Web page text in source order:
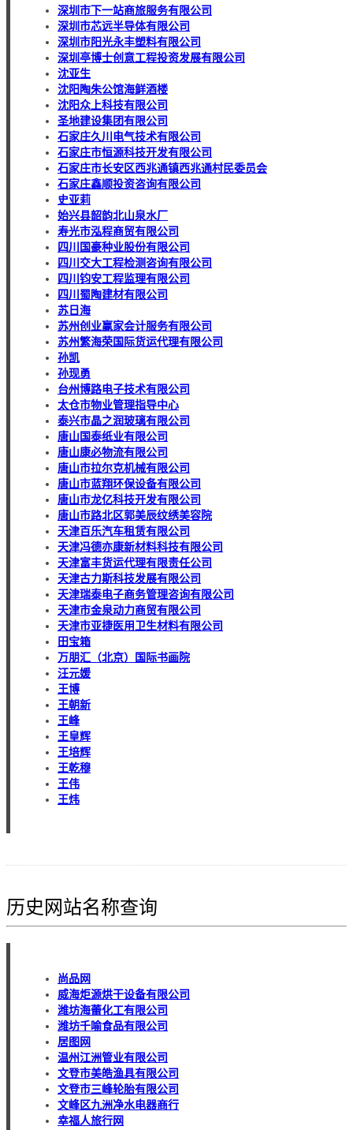
深圳市下一站商旅服务有限公司
深圳市芯远半导体有限公司
深圳市阳光永丰塑料有限公司
深圳亭博士创意工程投资发展有限公司
沈亚生
沈阳陶朱公馆海鲜酒楼
沈阳众上科技有限公司
圣地建设集团有限公司
石家庄久川电气技术有限公司
石家庄市恒源科技开发有限公司
石家庄市长安区西兆通镇西兆通村民委员会
石家庄鑫顺投资咨询有限公司
史亚莉
始兴县韶韵北山泉水厂
寿光市泓程商贸有限公司
四川国豪种业股份有限公司
四川交大工程检测咨询有限公司
四川钧安工程监理有限公司
四川蜀陶建材有限公司
苏日海
苏州创业赢家会计服务有限公司
苏州繁海荣国际货运代理有限公司
孙凯
孙现勇
台州博路电子技术有限公司
太仓市物业管理指导中心
泰兴市晶之润玻璃有限公司
唐山国泰纸业有限公司
唐山康必物流有限公司
唐山市拉尔克机械有限公司
唐山市蓝翔环保设备有限公司
唐山市龙亿科技开发有限公司
唐山市路北区郭美辰纹绣美容院
天津百乐汽车租赁有限公司
天津冯德亦康新材料科技有限公司
天津富丰货运代理有限责任公司
天津古力斯科技发展有限公司
天津瑞泰电子商务管理咨询有限公司
天津市金泉动力商贸有限公司
天津市亚捷医用卫生材料有限公司
田宝箱
万朋汇（北京）国际书画院
汪元媛
王博
王朝新
王峰
王皇辉
王培辉
王乾穆
王伟
王炜
历史网站名称查询
尚品网
威海炬源烘干设备有限公司
潍坊海蕾化工有限公司
潍坊千喻食品有限公司
居图网
温州江洲管业有限公司
文登市美皓渔具有限公司
文登市三峰轮胎有限公司
文峰区九洲净水电器商行
幸福人旅行网